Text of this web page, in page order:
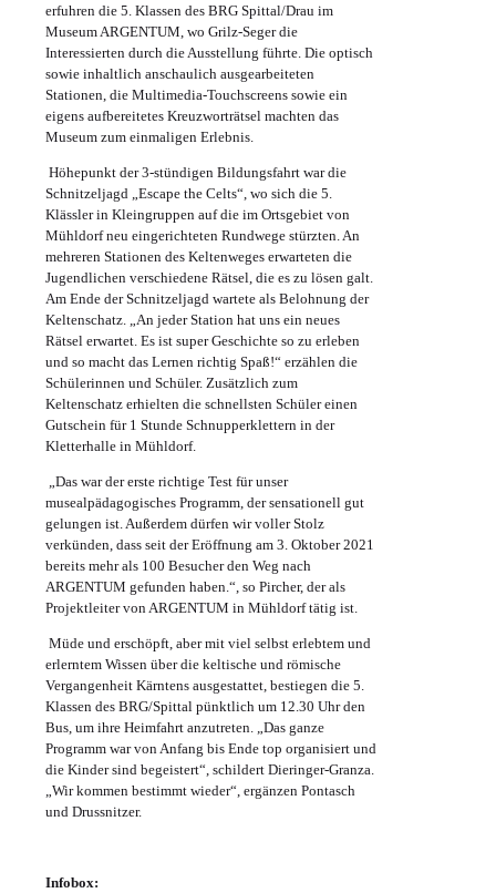
erfuhren die 5. Klassen des BRG Spittal/Drau im
Museum ARGENTUM, wo Grilz-Seger die
Interessierten durch die Ausstellung führte. Die optisch
sowie inhaltlich anschaulich ausgearbeiteten
Stationen, die Multimedia-Touchscreens sowie ein
eigens aufbereitetes Kreuzworträtsel machten das
Museum zum einmaligen Erlebnis.
Höhepunkt der 3-stündigen Bildungsfahrt war die
Schnitzeljagd „Escape the Celts“, wo sich die 5.
Klässler in Kleingruppen auf die im Ortsgebiet von
Mühldorf neu eingerichteten Rundwege stürzten. An
mehreren Stationen des Keltenweges erwarteten die
Jugendlichen verschiedene Rätsel, die es zu lösen galt.
Am Ende der Schnitzeljagd wartete als Belohnung der
Keltenschatz. „An jeder Station hat uns ein neues
Rätsel erwartet. Es ist super Geschichte so zu erleben
und so macht das Lernen richtig Spaß!“ erzählen die
Schülerinnen und Schüler. Zusätzlich zum
Keltenschatz erhielten die schnellsten Schüler einen
Gutschein für 1 Stunde Schnupperklettern in der
Kletterhalle in Mühldorf.
„Das war der erste richtige Test für unser
musealpädagogisches Programm, der sensationell gut
gelungen ist. Außerdem dürfen wir voller Stolz
verkünden, dass seit der Eröffnung am 3. Oktober 2021
bereits mehr als 100 Besucher den Weg nach
ARGENTUM gefunden haben.“, so Pircher, der als
Projektleiter von ARGENTUM in Mühldorf tätig ist.
Müde und erschöpft, aber mit viel selbst erlebtem und
erlerntem Wissen über die keltische und römische
Vergangenheit Kärntens ausgestattet, bestiegen die 5.
Klassen des BRG/Spittal pünktlich um 12.30 Uhr den
Bus, um ihre Heimfahrt anzutreten. „Das ganze
Programm war von Anfang bis Ende top organisiert und
die Kinder sind begeistert“, schildert Dieringer-Granza.
„Wir kommen bestimmt wieder“, ergänzen Pontasch
und Drussnitzer.
Infobox: